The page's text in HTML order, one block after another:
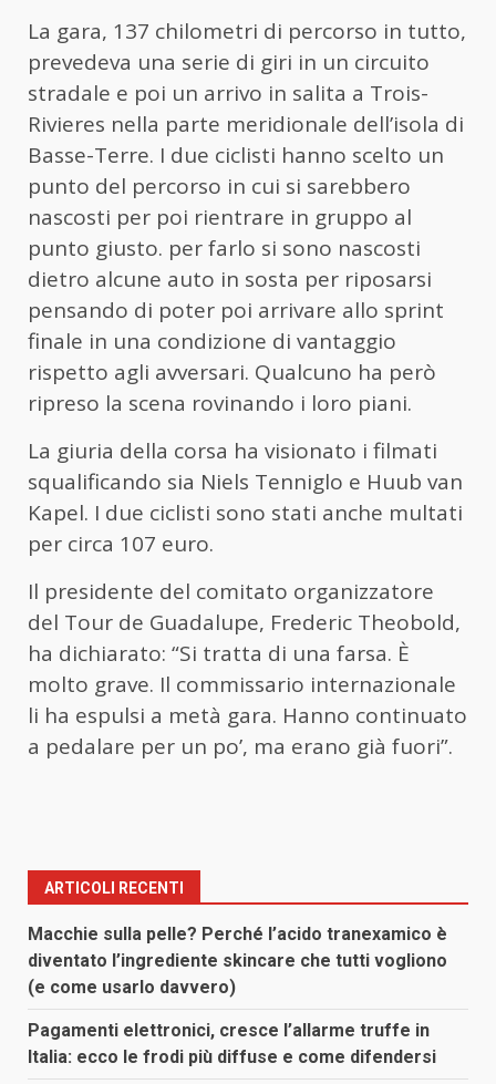
La gara, 137 chilometri di percorso in tutto,
prevedeva una serie di giri in un circuito
stradale e poi un arrivo in salita a Trois-
Rivieres nella parte meridionale dell’isola di
Basse-Terre. I due ciclisti hanno scelto un
punto del percorso in cui si sarebbero
nascosti per poi rientrare in gruppo al
punto giusto. per farlo si sono nascosti
dietro alcune auto in sosta per riposarsi
pensando di poter poi arrivare allo sprint
finale in una condizione di vantaggio
rispetto agli avversari. Qualcuno ha però
ripreso la scena rovinando i loro piani.
La giuria della corsa ha visionato i filmati
squalificando sia Niels Tenniglo e Huub van
Kapel. I due ciclisti sono stati anche multati
per circa 107 euro.
Il presidente del comitato organizzatore
del Tour de Guadalupe, Frederic Theobold,
ha dichiarato: “Si tratta di una farsa. È
molto grave. Il commissario internazionale
li ha espulsi a metà gara. Hanno continuato
a pedalare per un po’, ma erano già fuori”.
ARTICOLI RECENTI
Macchie sulla pelle? Perché l’acido tranexamico è
diventato l’ingrediente skincare che tutti vogliono
(e come usarlo davvero)
Pagamenti elettronici, cresce l’allarme truffe in
Italia: ecco le frodi più diffuse e come difendersi